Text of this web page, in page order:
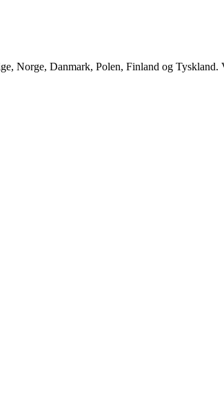
Norge, Danmark, Polen, Finland og